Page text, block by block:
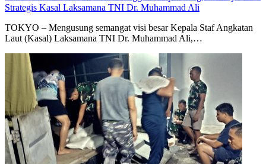
Strategis Kasal Laksamana TNI Dr. Muhammad Ali
TOKYO – Mengusung semangat visi besar Kepala Staf Angkatan
Laut (Kasal) Laksamana TNI Dr. Muhammad Ali,…